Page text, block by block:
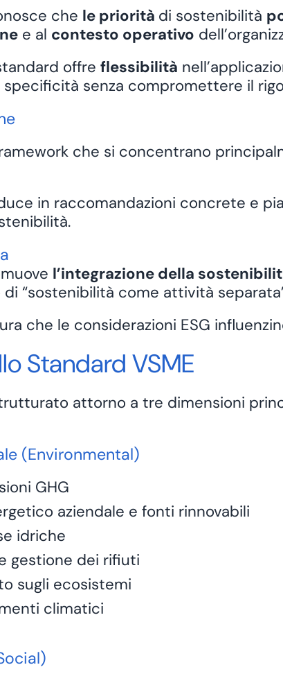
che le priorità di sostenibilità
e al contesto operativo
offre flessibilità
senza compromettere il
che si concentrano
in raccomandazioni concrete e
l’integrazione della
“sostenibilità come attività
che le considerazioni ESG
Standard VSME
attorno a tre dimensioni
(Environmental)
GHG
aziendale e fonti rinnovabili
idriche
gestione dei rifiuti
sugli ecosistemi
climatici